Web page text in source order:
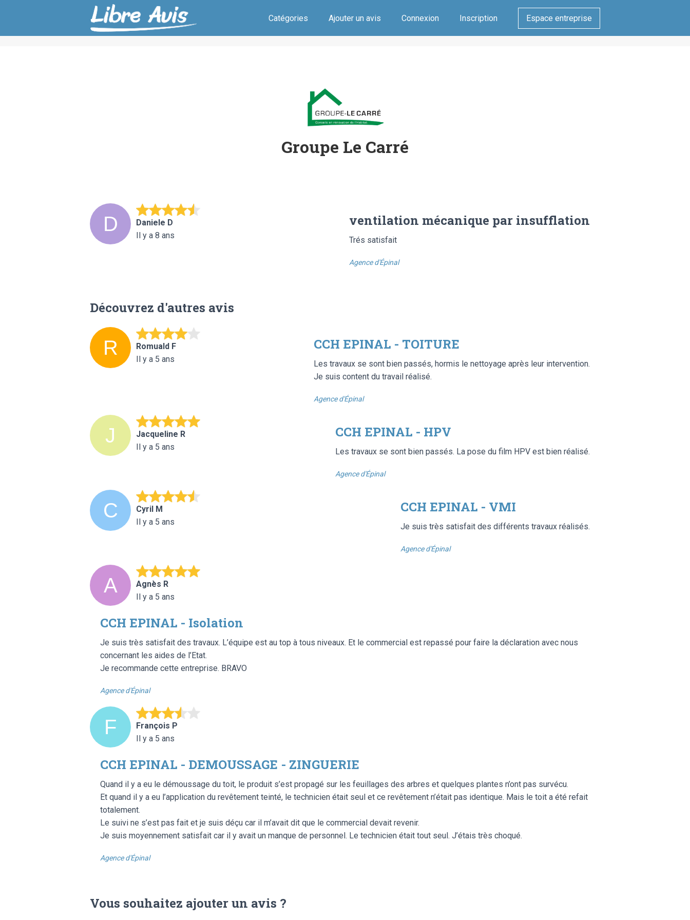
Catégories Ajouter un avis Connexion Inscription Espace entreprise
Groupe Le Carré
Daniele D
Il y a 8 ans
ventilation mécanique par insufflation
Trés satisfait
Agence d'Épinal
Découvrez d'autres avis
Romuald F
Il y a 5 ans
CCH EPINAL - TOITURE
Les travaux se sont bien passés, hormis le nettoyage après leur intervention.
Je suis content du travail réalisé.
Agence d'Épinal
Jacqueline R
Il y a 5 ans
CCH EPINAL - HPV
Les travaux se sont bien passés. La pose du film HPV est bien réalisé.
Agence d'Épinal
Cyril M
Il y a 5 ans
CCH EPINAL - VMI
Je suis très satisfait des différents travaux réalisés.
Agence d'Épinal
Agnès R
Il y a 5 ans
CCH EPINAL - Isolation
Je suis très satisfait des travaux. L’équipe est au top à tous niveaux. Et le commercial est repassé pour faire la déclaration avec nous
concernant les aides de l’Etat.
Je recommande cette entreprise. BRAVO
Agence d'Épinal
François P
Il y a 5 ans
CCH EPINAL - DEMOUSSAGE - ZINGUERIE
Quand il y a eu le démoussage du toit, le produit s’est propagé sur les feuillages des arbres et quelques plantes n’ont pas survécu.
Et quand il y a eu l’application du revêtement teinté, le technicien était seul et ce revêtement n’était pas identique. Mais le toit a été refait
totalement.
Le suivi ne s’est pas fait et je suis déçu car il m’avait dit que le commercial devait revenir.
Je suis moyennement satisfait car il y avait un manque de personnel. Le technicien était tout seul. J’étais très choqué.
Agence d'Épinal
Vous souhaitez ajouter un avis ?